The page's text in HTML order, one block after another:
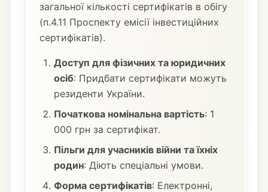
загальної кількості сертифікатів в обігу
(п.4.11 Проспекту емісії інвестиційних
сертифікатів).
Доступ для фізичних та юридичних
осіб: Придбати сертифікати можуть
резиденти України.
Початкова номінальна вартість: 1
000 грн за сертифікат.
Пільги для учасників війни та їхніх
родин: Діють спеціальні умови.
Форма сертифікатів: Електронні,